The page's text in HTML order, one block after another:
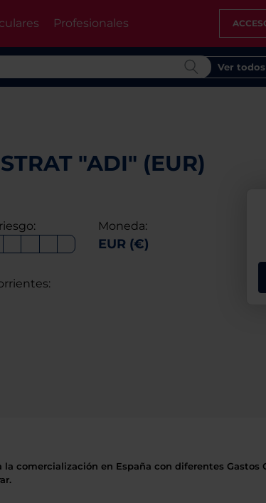
Profesionales
Ver
"ADI" (EUR)
Moneda:
EUR (€)
comercialización en España con diferentes Gastos